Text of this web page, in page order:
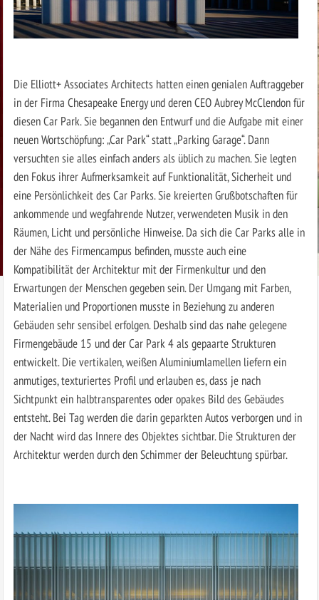
Die Elliott+ Associates Architects hatten einen genialen Auftraggeber
in der Firma Chesapeake Energy und deren CEO Aubrey McClendon für
diesen Car Park. Sie begannen den Entwurf und die Aufgabe mit einer
neuen Wortschöpfung: „Car Park“ statt „Parking Garage“. Dann
versuchten sie alles einfach anders als üblich zu machen. Sie legten
den Fokus ihrer Aufmerksamkeit auf Funktionalität, Sicherheit und
eine Persönlichkeit des Car Parks. Sie kreierten Grußbotschaften für
ankommende und wegfahrende Nutzer, verwendeten Musik in den
Räumen, Licht und persönliche Hinweise. Da sich die Car Parks alle in
der Nähe des Firmencampus befinden, musste auch eine
Kompatibilität der Architektur mit der Firmenkultur und den
Erwartungen der Menschen gegeben sein. Der Umgang mit Farben,
Materialien und Proportionen musste in Beziehung zu anderen
Gebäuden sehr sensibel erfolgen. Deshalb sind das nahe gelegene
Firmengebäude 15 und der Car Park 4 als gepaarte Strukturen
entwickelt. Die vertikalen, weißen Aluminiumlamellen liefern ein
anmutiges, texturiertes Profil und erlauben es, dass je nach
Sichtpunkt ein halbtransparentes oder opakes Bild des Gebäudes
entsteht. Bei Tag werden die darin geparkten Autos verborgen und in
der Nacht wird das Innere des Objektes sichtbar. Die Strukturen der
Architektur werden durch den Schimmer der Beleuchtung spürbar.